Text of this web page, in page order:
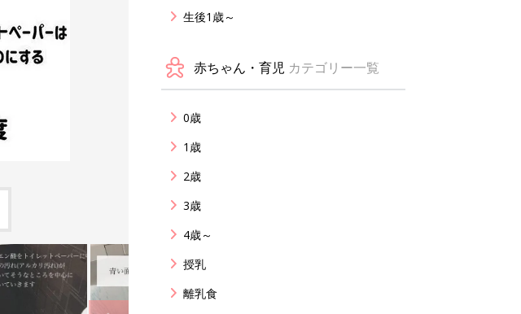
生後1歳～
赤ちゃん・育児 カテゴリー一覧
0歳
1歳
2歳
3歳
4歳～
授乳
離乳食